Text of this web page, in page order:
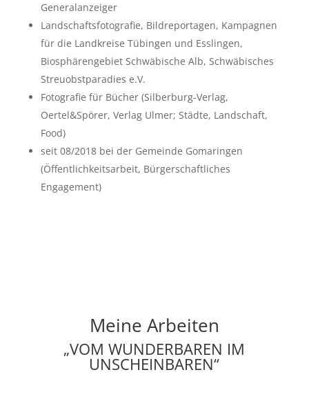
Generalanzeiger
Landschaftsfotografie, Bildreportagen, Kampagnen
für die Landkreise Tübingen und Esslingen,
Biosphärengebiet Schwäbische Alb, Schwäbisches
Streuobstparadies e.V.
Fotografie für Bücher (Silberburg-Verlag,
Oertel&Spörer, Verlag Ulmer; Städte, Landschaft,
Food)
seit 08/2018 bei der Gemeinde Gomaringen
(Öffentlichkeitsarbeit, Bürgerschaftliches
Engagement)
Meine Arbeiten
„VOM WUNDERBAREN IM
UNSCHEINBAREN“